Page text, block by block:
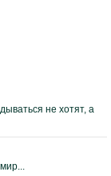
не хотят, а